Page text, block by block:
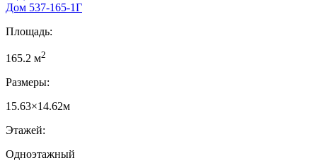
Дом 537-165-1Г
Площадь:
165.2 м2
Размеры:
15.63×14.62м
Этажей:
Одноэтажный